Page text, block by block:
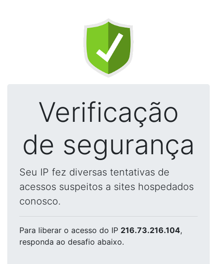
Verificação
de segurança
Seu IP fez diversas tentativas de
acessos suspeitos a sites hospedados
conosco.
Para liberar o acesso do IP 216.73.216.104,
responda ao desafio abaixo.